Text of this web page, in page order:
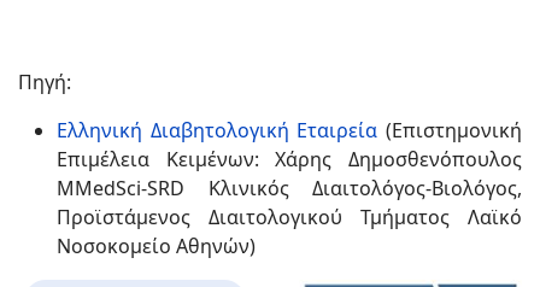
Πηγή:
Ελληνική Διαβητολογική Εταιρεία (Επιστημονική
Επιμέλεια Κειμένων: Χάρης Δημοσθενόπουλος
MMedSci-SRD Κλινικός Διαιτολόγος-Βιολόγος,
Προϊστάμενος Διαιτολογικού Τμήματος Λαϊκό
Νοσοκομείο Αθηνών)